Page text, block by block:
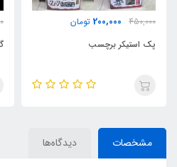
350,000
250,000 تومان
گردگیر دنده طرح خز دار
مشخصات دیدگاه‌ها